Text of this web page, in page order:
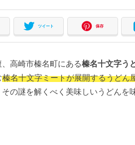
ツイート 保存
高崎市榛名町にある榛名十文字う
榛名十文字ミートが展開するうどん
の謎を解くべく美味しいうどんを